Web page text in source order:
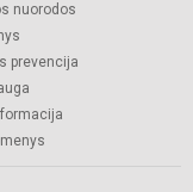
nuorodos
prevencija